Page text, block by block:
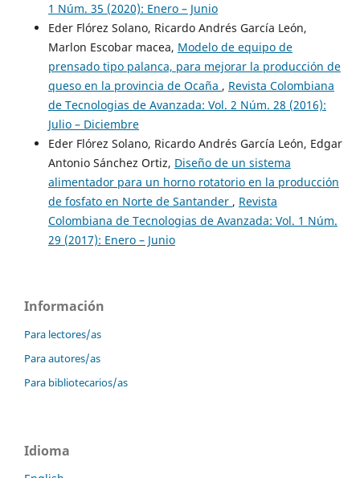
1 Núm. 35 (2020): Enero – Junio
Eder Flórez Solano, Ricardo Andrés García León,
Marlon Escobar macea, Modelo de equipo de
prensado tipo palanca, para mejorar la producción de
queso en la provincia de Ocaña , Revista Colombiana
de Tecnologias de Avanzada: Vol. 2 Núm. 28 (2016):
Julio – Diciembre
Eder Flórez Solano, Ricardo Andrés García León, Edgar
Antonio Sánchez Ortiz, Diseño de un sistema
alimentador para un horno rotatorio en la producción
de fosfato en Norte de Santander , Revista
Colombiana de Tecnologias de Avanzada: Vol. 1 Núm.
29 (2017): Enero – Junio
Información
Para lectores/as
Para autores/as
Para bibliotecarios/as
Idioma